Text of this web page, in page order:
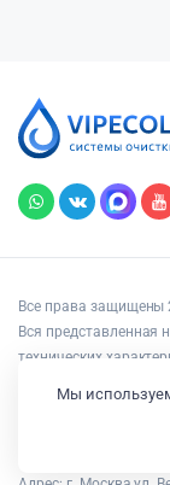
Все права защищены
Вся представленная
технических
возможностей
услуг, носит
является
Мы